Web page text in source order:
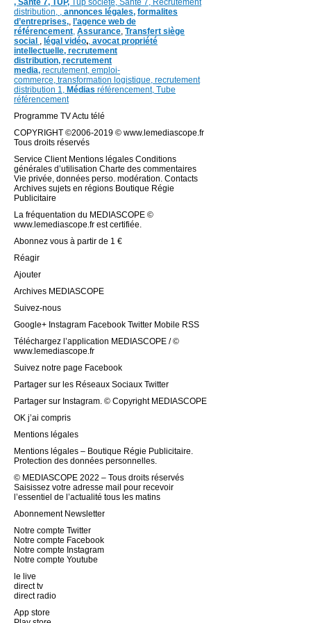
, Santé 7, TUP, Tup société, Santé 7, Recrutement
distribution, , annonces légales, formalites
d’entreprises,, l’agence web de
référencement, Assurance, Transfert siège
social , légal vidéo,, avocat propriété
intellectuelle, recrutement
distribution, recrutement
media, recrutement, emploi-
commerce, transformation logistique, recrutement
distribution 1, Médias référencement, Tube
référencement
Programme TV Actu télé
COPYRIGHT ©2006-2019 © www.lemediascope.fr
Tous droits réservés
Service Client Mentions légales Conditions
générales d’utilisation Charte des commentaires
Vie privée, données perso. modération. Contacts
Archives sujets en régions Boutique Régie
Publicitaire
La fréquentation du MEDIASCOPE ©
www.lemediascope.fr est certifiée.
Abonnez vous à partir de 1 €
Réagir
Ajouter
Archives MEDIASCOPE
Suivez-nous
Google+ Instagram Facebook Twitter Mobile RSS
Téléchargez l’application MEDIASCOPE / ©
www.lemediascope.fr
Suivez notre page Facebook
Partager sur les Réseaux Sociaux Twitter
Partager sur Instagram. © Copyright MEDIASCOPE
OK j’ai compris
Mentions légales
Mentions légales – Boutique Régie Publicitaire.
Protection des données personnelles.
© MEDIASCOPE 2022 – Tous droits réservés
Saisissez votre adresse mail pour recevoir
l’essentiel de l’actualité tous les matins
Abonnement Newsletter
Notre compte Twitter
Notre compte Facebook
Notre compte Instagram
Notre compte Youtube
le live
direct tv
direct radio
App store